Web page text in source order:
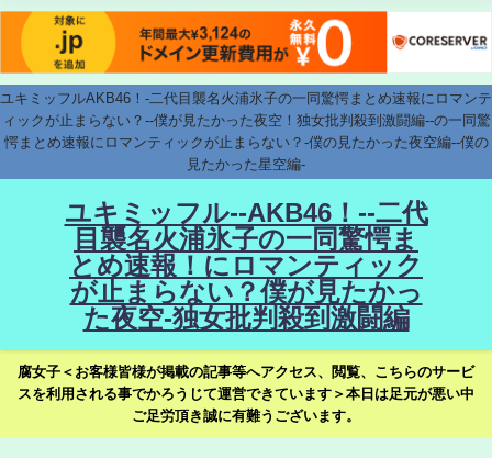
ユキミッフルAKB46！-二代目襲名火浦氷子の一同驚愕まとめ速報にロマンテ
ィックが止まらない？--僕が見たかった夜空！独女批判殺到激闘編--の一同驚
愕まとめ速報にロマンティックが止まらない？-僕の見たかった夜空編--僕の
見たかった星空編-
ユキミッフル--AKB46！--二代
目襲名火浦氷子の一同驚愕ま
とめ速報！にロマンティック
が止まらない？僕が見たかっ
た夜空-独女批判殺到激闘編
腐女子＜お客様皆様が掲載の記事等へアクセス、閲覧、こちらのサービ
スを利用される事でかろうじて運営できています＞本日は足元が悪い中
ご足労頂き誠に有難うございます。